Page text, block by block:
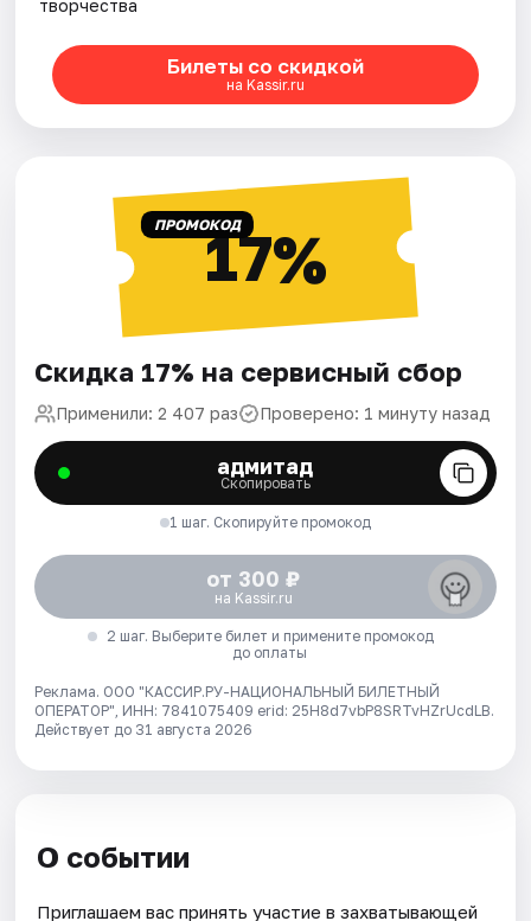
творчества
Билеты со скидкой
на Kassir.ru
ПРОМОКОД17%
Скидка 17% на сервисный сбор
Применили: 2 407 раз Проверено: 1 минуту назад
адмитад
Скопировать
1 шаг. Скопируйте промокод
от 300 ₽
на Kassir.ru
2 шаг. Выберите билет и примените промокод
до оплаты
Реклама. ООО "КАССИР.РУ-НАЦИОНАЛЬНЫЙ БИЛЕТНЫЙ
ОПЕРАТОР", ИНН: 7841075409 erid: 25H8d7vbP8SRTvHZrUcdLB.
Действует до 31 августа 2026
О событии
Приглашаем вас принять участие в захватывающей